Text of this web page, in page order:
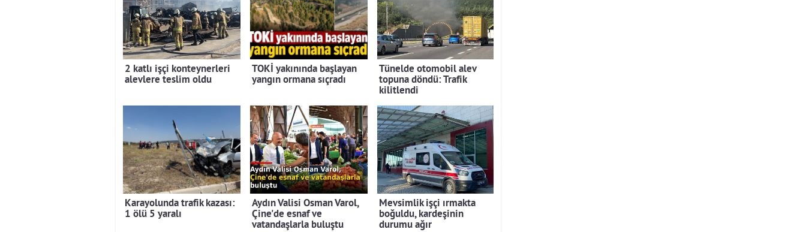
2 katlı işçi konteynerleri
alevlere teslim oldu
TOKİ yakınında başlayan
yangın ormana sıçradı
Tünelde otomobil alev
topuna döndü: Trafik
kilitlendi
Karayolunda trafik kazası:
1 ölü 5 yaralı
Aydın Valisi Osman Varol,
Çine'de esnaf ve
vatandaşlarla buluştu
Mevsimlik işçi ırmakta
boğuldu, kardeşinin
durumu ağır